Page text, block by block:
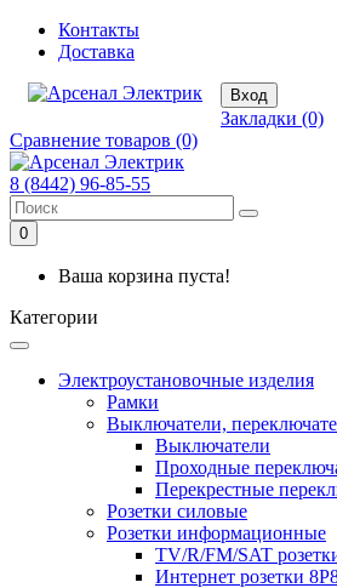
Контакты
Доставка
Вход
Закладки (0)
Сравнение товаров (0)
8 (8442) 96-85-55
0
Ваша корзина пуста!
Категории
Электроустановочные изделия
Рамки
Выключатели,
Выключатели
Проходные
Перекрестные
Розетки силовые
Розетки информационные
TV/R/FM/SAT
Интернет розетки